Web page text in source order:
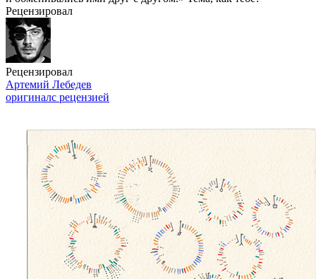
Рецензировал
Рецензировал
Артемий Лебедев
оригиналс рецензией